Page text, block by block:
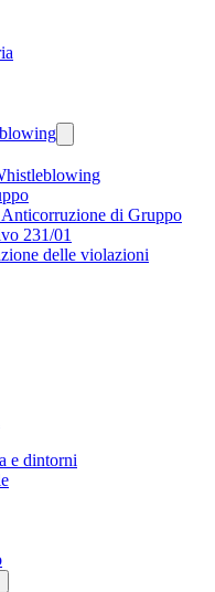
di Gruppo
231/01
delle violazioni
e dintorni